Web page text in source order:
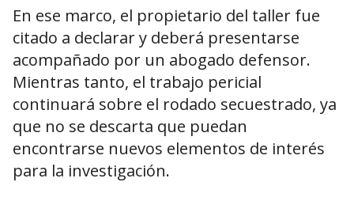
En ese marco, el propietario del taller fue
citado a declarar y deberá presentarse
acompañado por un abogado defensor.
Mientras tanto, el trabajo pericial
continuará sobre el rodado secuestrado, ya
que no se descarta que puedan
encontrarse nuevos elementos de interés
para la investigación.